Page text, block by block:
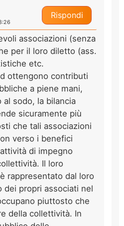
Rispondi
associazioni (senza
per il loro diletto (ass.
etc.
ottengono contributi
a piene mani,
al sodo, la bilancia
sicuramente più
che tali associazioni
verso i benefici
di impegno
Il loro
rappresentato dal loro
dei propri associati nel
piuttosto che
della collettività. In